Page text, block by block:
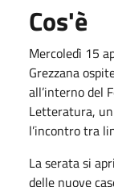
Cos'è
Mercoledì 15
Grezzana
all’interno del
Letteratura,
l’incontro tra
La serata si
delle nuove